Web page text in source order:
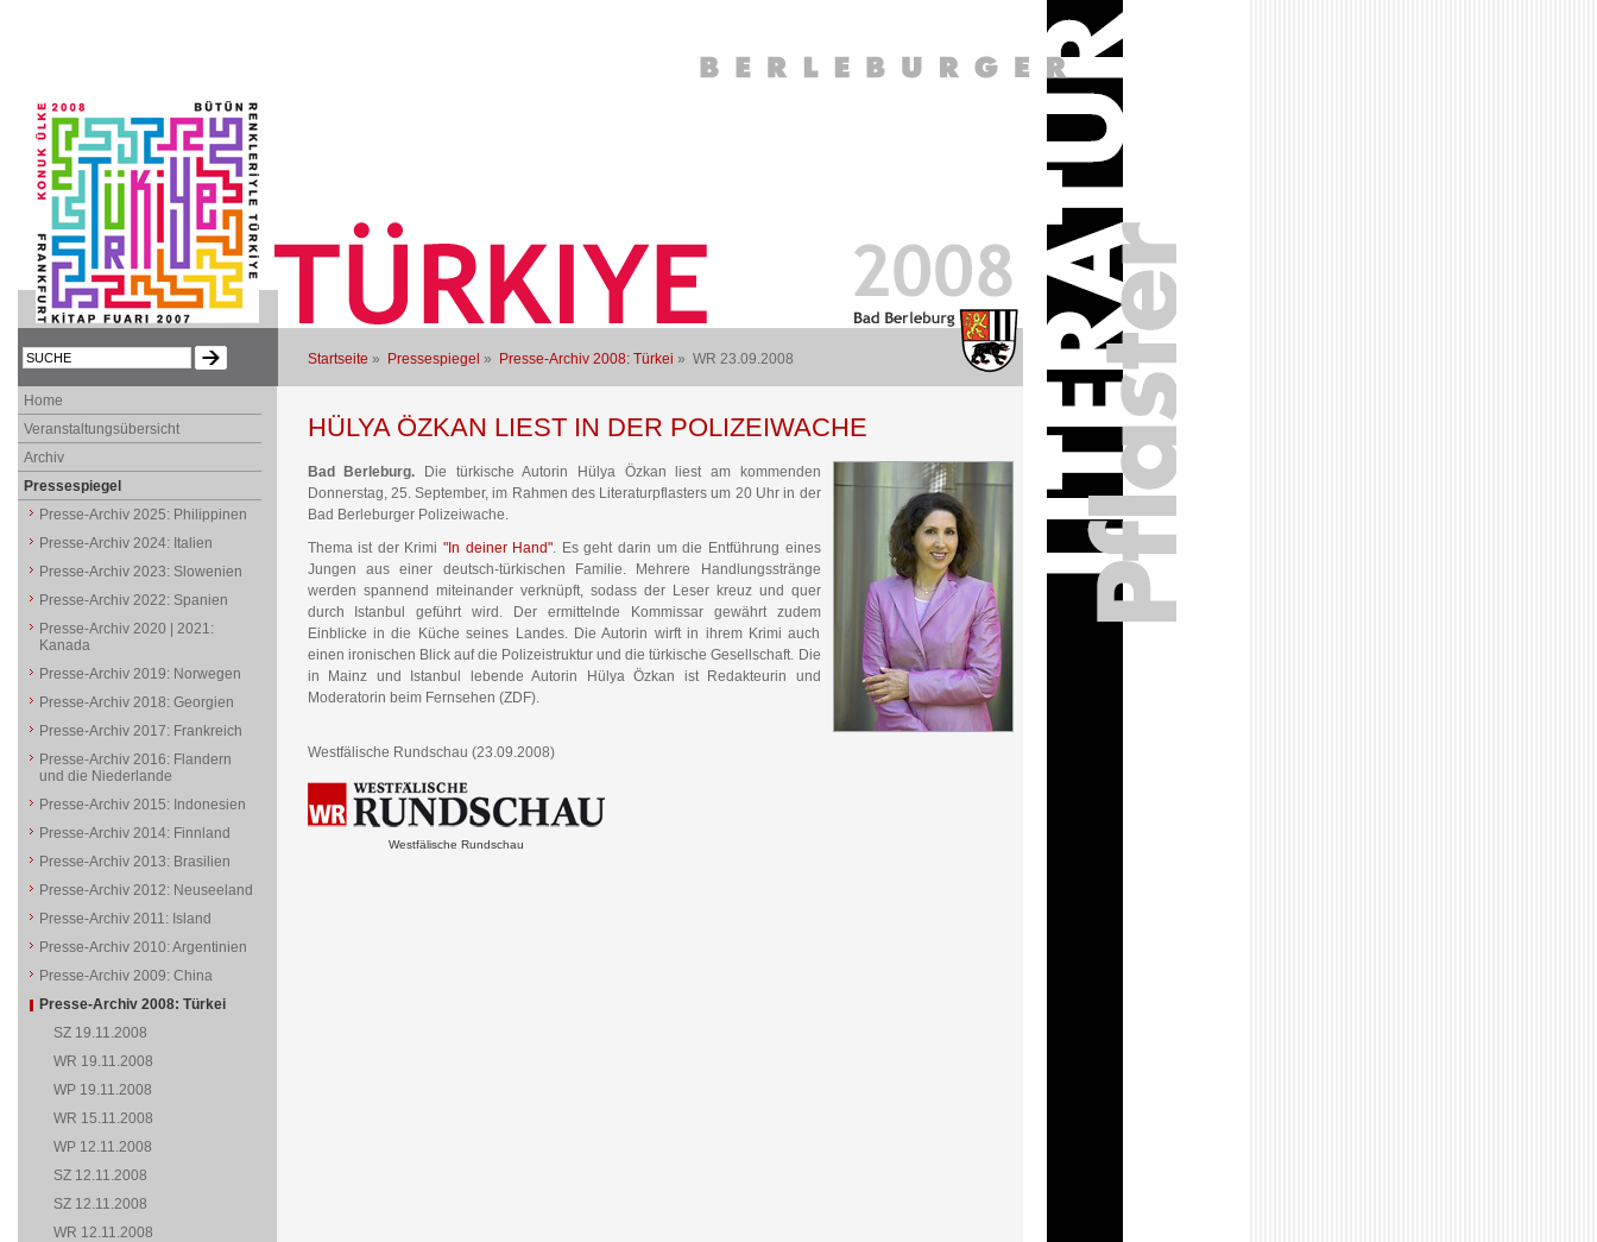
Startseite » Pressespiegel » Presse-Archiv 2008: Türkei » WR 23.09.2008
HÜLYA ÖZKAN LIEST IN DER POLIZEIWACHE
Bad Berleburg. Die türkische Autorin Hülya Özkan liest am kommenden
Donnerstag, 25. September, im Rahmen des Literaturpflasters um 20 Uhr in der
Bad Berleburger Polizeiwache.
Thema ist der Krimi "In deiner Hand". Es geht darin um die Entführung eines
Jungen aus einer deutsch-türkischen Familie. Mehrere Handlungsstränge
werden spannend miteinander verknüpft, sodass der Leser kreuz und quer
durch Istanbul geführt wird. Der ermittelnde Kommissar gewährt zudem
Einblicke in die Küche seines Landes. Die Autorin wirft in ihrem Krimi auch
einen ironischen Blick auf die Polizeistruktur und die türkische Gesellschaft. Die
in Mainz und Istanbul lebende Autorin Hülya Özkan ist Redakteurin und
Moderatorin beim Fernsehen (ZDF).
Westfälische Rundschau (23.09.2008)
Westfälische Rundschau
Home
Veranstaltungsübersicht
Archiv
Pressespiegel
Presse-Archiv 2025: Philippinen
Presse-Archiv 2024: Italien
Presse-Archiv 2023: Slowenien
Presse-Archiv 2022: Spanien
Presse-Archiv 2020 | 2021:
Kanada
Presse-Archiv 2019: Norwegen
Presse-Archiv 2018: Georgien
Presse-Archiv 2017: Frankreich
Presse-Archiv 2016: Flandern
und die Niederlande
Presse-Archiv 2015: Indonesien
Presse-Archiv 2014: Finnland
Presse-Archiv 2013: Brasilien
Presse-Archiv 2012: Neuseeland
Presse-Archiv 2011: Island
Presse-Archiv 2010: Argentinien
Presse-Archiv 2009: China
Presse-Archiv 2008: Türkei
SZ 19.11.2008
WR 19.11.2008
WP 19.11.2008
WR 15.11.2008
WP 12.11.2008
SZ 12.11.2008
SZ 12.11.2008
WR 12.11.2008